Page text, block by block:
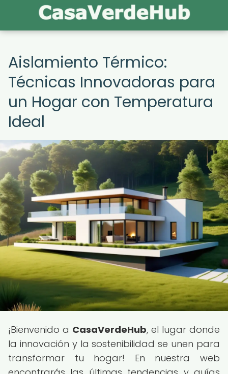
Aislamiento Térmico:
Técnicas Innovadoras para
un Hogar con Temperatura
Ideal
¡Bienvenido a CasaVerdeHub, el lugar donde
la innovación y la sostenibilidad se unen para
transformar tu hogar! En nuestra web